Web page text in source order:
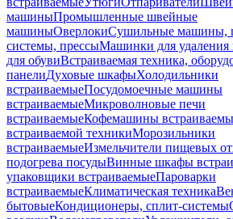
машиныПромышленные швейные
машиныОверлокиСушильные машины,
системы, прессыМашинки для удаления
для обувиВстраиваемая техника,
панелиДуховые шкафыХолодильники
встраиваемыеПосудомоечные машины
встраиваемыеМикроволновые печи
встраиваемыеКофемашины
встраиваемой техникиМорозильники
встраиваемыеИзмельчители пищевых
подогрева посудыВинные шкафы
упаковщики встраиваемыеПароварки
встраиваемыеКлиматическая техника
бытовыеКондиционеры, сплит-системы